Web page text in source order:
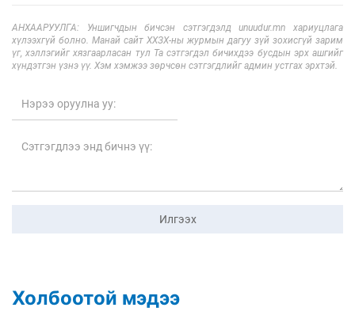
АНХААРУУЛГА: Уншигчдын бичсэн сэтгэгдэлд unuudur.mn хариуцлага
хүлээхгүй болно. Манай сайт ХХЗХ-ны журмын дагуу зүй зохисгүй зарим
үг, хэллэгийг хязгаарласан тул Та сэтгэгдэл бичихдээ бусдын эрх ашгийг
хүндэтгэн үзнэ үү. Хэм хэмжээ зөрчсөн сэтгэгдлийг админ устгах эрхтэй.
Илгээх
Холбоотой мэдээ